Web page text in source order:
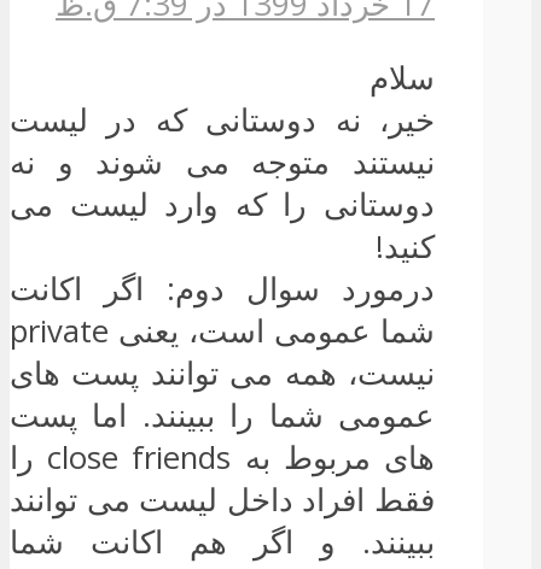
سلام
خیر، نه دوستانی که در لیست
نیستند متوجه می شوند و نه
دوستانی را که وارد لیست می
کنید!
درمورد سوال دوم: اگر اکانت
شما عمومی است، یعنی private
نیست، همه می توانند پست های
عمومی شما را ببینند. اما پست
های مربوط به close friends را
فقط افراد داخل لیست می توانند
ببینند. و اگر هم اکانت شما